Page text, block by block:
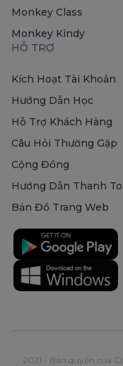
Monkey Class
Monkey Kindy
HỖ TRỢ
Kích Hoạt Tài Khoản
Hướng Dẫn Học
Hỗ Trợ Khách Hàng
Câu Hỏi Thường Gặp
Cộng Đồng
Hướng Dẫn Thanh
Bản Đồ Trang Web
2021 - Bản quyền của